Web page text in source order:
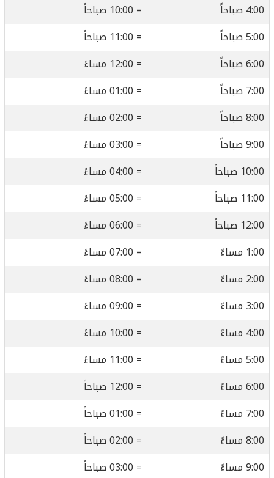
4:00 صباحاً
= 10:00 صباحاً
5:00 صباحاً
= 11:00 صباحاً
6:00 صباحاً
= 12:00 مساءً
7:00 صباحاً
= 01:00 مساءً
8:00 صباحاً
= 02:00 مساءً
9:00 صباحاً
= 03:00 مساءً
10:00 صباحاً
= 04:00 مساءً
11:00 صباحاً
= 05:00 مساءً
12:00 صباحاً
= 06:00 مساءً
1:00 مساءً
= 07:00 مساءً
2:00 مساءً
= 08:00 مساءً
3:00 مساءً
= 09:00 مساءً
4:00 مساءً
= 10:00 مساءً
5:00 مساءً
= 11:00 مساءً
6:00 مساءً
= 12:00 صباحاً
7:00 مساءً
= 01:00 صباحاً
8:00 مساءً
= 02:00 صباحاً
9:00 مساءً
= 03:00 صباحاً